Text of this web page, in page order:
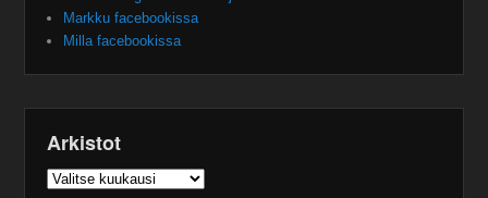
Markku facebookissa
Milla facebookissa
Arkistot
Arkistot